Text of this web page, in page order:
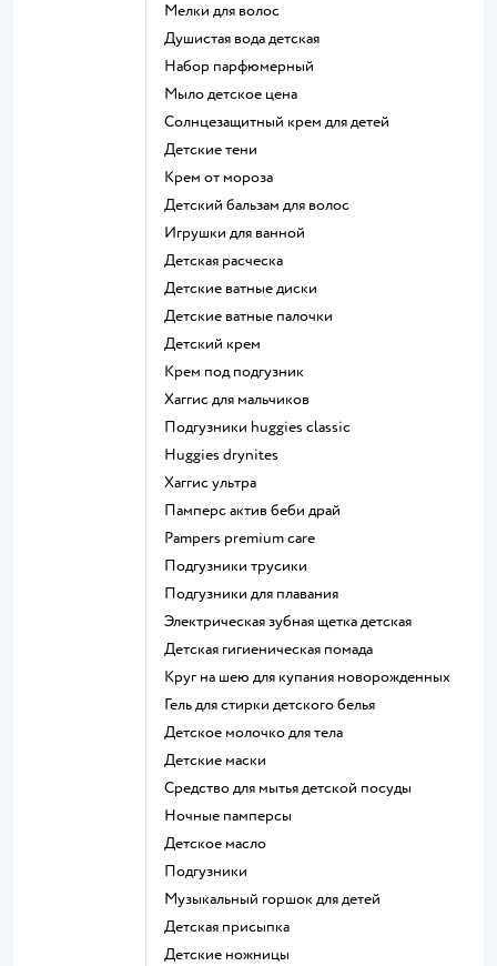
мелки для волос
душистая вода детская
набор парфюмерный
мыло детское цена
солнцезащитный крем для детей
детские тени
крем от мороза
детский бальзам для волос
игрушки для ванной
детская расческа
детские ватные диски
детские ватные палочки
детский крем
крем под подгузник
хаггис для мальчиков
подгузники huggies classic
huggies drynites
хаггис ультра
памперс актив беби драй
pampers premium care
подгузники трусики
подгузники для плавания
электрическая зубная щетка детская
детская гигиеническая помада
круг на шею для купания новорожденных
гель для стирки детского белья
детское молочко для тела
детские маски
средство для мытья детской посуды
ночные памперсы
детское масло
подгузники
музыкальный горшок для детей
детская присыпка
детские ножницы